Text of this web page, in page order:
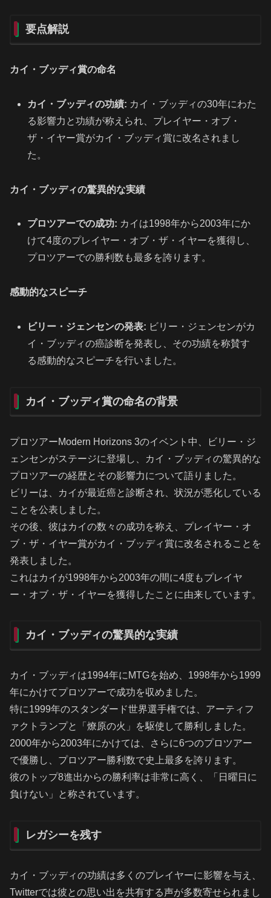
要点解説
カイ・ブッディ賞の命名
カイ・ブッディの功績: カイ・ブッディの30年にわた
る影響力と功績が称えられ、プレイヤー・オブ・
ザ・イヤー賞がカイ・ブッディ賞に改名されまし
た。
カイ・ブッディの驚異的な実績
プロツアーでの成功: カイは1998年から2003年にか
けて4度のプレイヤー・オブ・ザ・イヤーを獲得し、
プロツアーでの勝利数も最多を誇ります。
感動的なスピーチ
ビリー・ジェンセンの発表: ビリー・ジェンセンがカ
イ・ブッディの癌診断を発表し、その功績を称賛す
る感動的なスピーチを行いました。
カイ・ブッディ賞の命名の背景
プロツアーModern Horizons 3のイベント中、ビリー・ジ
ェンセンがステージに登場し、カイ・ブッディの驚異的な
プロツアーの経歴とその影響力について語りました。
ビリーは、カイが最近癌と診断され、状況が悪化している
ことを公表しました。
その後、彼はカイの数々の成功を称え、プレイヤー・オ
ブ・ザ・イヤー賞がカイ・ブッディ賞に改名されることを
発表しました。
これはカイが1998年から2003年の間に4度もプレイヤ
ー・オブ・ザ・イヤーを獲得したことに由来しています。
カイ・ブッディの驚異的な実績
カイ・ブッディは1994年にMTGを始め、1998年から1999
年にかけてプロツアーで成功を収めました。
特に1999年のスタンダード世界選手権では、アーティフ
ァクトランプと「燎原の火」を駆使して勝利しました。
2000年から2003年にかけては、さらに6つのプロツアー
で優勝し、プロツアー勝利数で史上最多を誇ります。
彼のトップ8進出からの勝利率は非常に高く、「日曜日に
負けない」と称されています。
レガシーを残す
カイ・ブッディの功績は多くのプレイヤーに影響を与え、
Twitterでは彼との思い出を共有する声が多数寄せられまし